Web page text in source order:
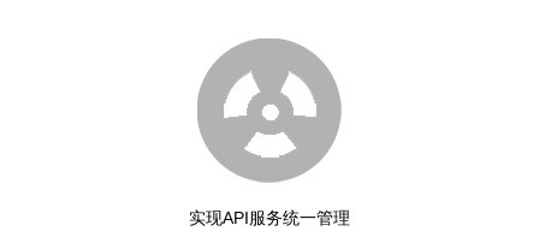
实现API服务统一管理